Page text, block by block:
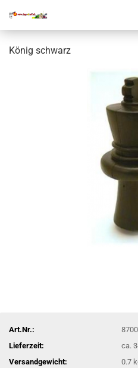
König schwarz
Art.Nr.:
Lieferzeit:
ca.
Versandgewicht: 0.7